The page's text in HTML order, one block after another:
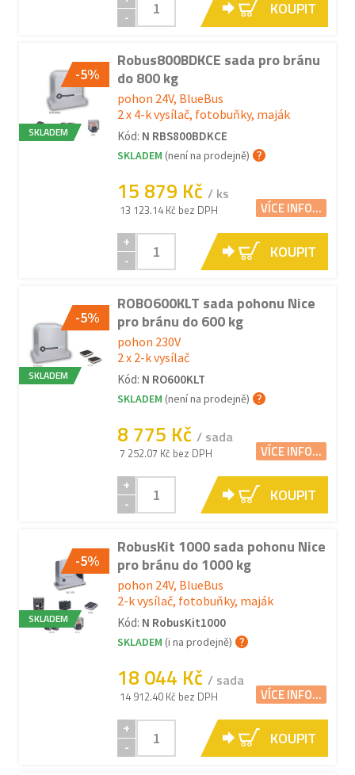
-
KOUPIT
-5%
SKLADEM
Robus800BDKCE sada pro bránu
do 800 kg
pohon 24V, BlueBus
2 x 4-k vysílač, fotobuňky, maják
Kód: N RBS800BDKCE
SKLADEM (není na prodejně)
15 879 Kč / ks
13 123.14 Kč bez DPH VÍCE INFO...
+
-
KOUPIT
-5%
SKLADEM
ROBO600KLT sada pohonu Nice
pro bránu do 600 kg
pohon 230V
2 x 2-k vysílač
Kód: N RO600KLT
SKLADEM (není na prodejně)
8 775 Kč / sada
7 252.07 Kč bez DPH VÍCE INFO...
+
-
KOUPIT
-5%
SKLADEM
RobusKit 1000 sada pohonu Nice
pro bránu do 1000 kg
pohon 24V, BlueBus
2-k vysílač, fotobuňky, maják
Kód: N RobusKit1000
SKLADEM (i na prodejně)
18 044 Kč / sada
14 912.40 Kč bez DPH VÍCE INFO...
+
-
KOUPIT